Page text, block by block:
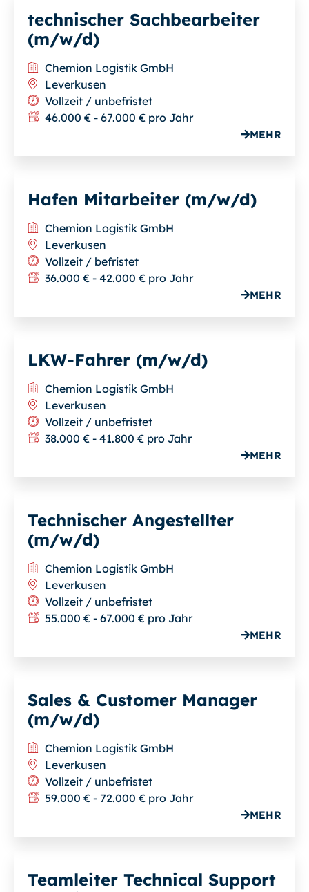
technischer Sachbearbeiter
(m/w/d)
Chemion Logistik GmbH
Leverkusen
Vollzeit / unbefristet
46.000 € - 67.000 € pro Jahr
MEHR
Hafen Mitarbeiter (m/w/d)
Chemion Logistik GmbH
Leverkusen
Vollzeit / befristet
36.000 € - 42.000 € pro Jahr
MEHR
LKW-Fahrer (m/w/d)
Chemion Logistik GmbH
Leverkusen
Vollzeit / unbefristet
38.000 € - 41.800 € pro Jahr
MEHR
Technischer Angestellter
(m/w/d)
Chemion Logistik GmbH
Leverkusen
Vollzeit / unbefristet
55.000 € - 67.000 € pro Jahr
MEHR
Sales & Customer Manager
(m/w/d)
Chemion Logistik GmbH
Leverkusen
Vollzeit / unbefristet
59.000 € - 72.000 € pro Jahr
MEHR
Teamleiter Technical Support